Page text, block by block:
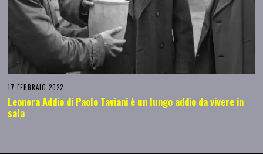
17 FEBBRAIO 2022
Leonora Addio di Paolo Taviani è un lungo addio da vivere in
sala